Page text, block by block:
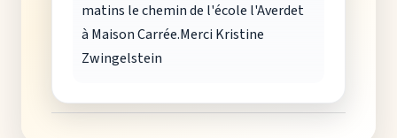
matins le chemin de l'école l'Averdet
à Maison Carrée.Merci Kristine
Zwingelstein